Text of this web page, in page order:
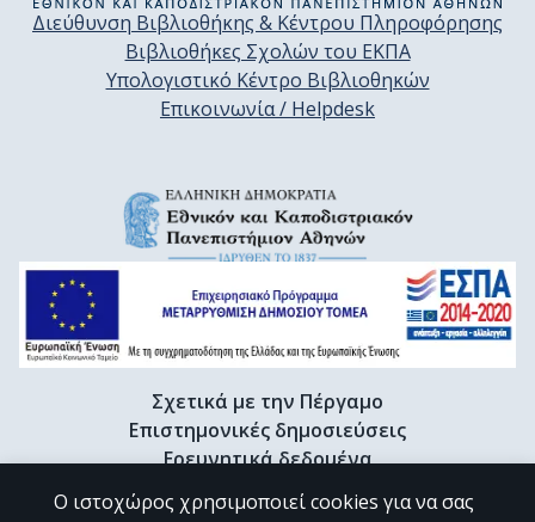
Διεύθυνση Βιβλιοθήκης & Κέντρου Πληροφόρησης
Βιβλιοθήκες Σχολών του ΕΚΠΑ
Υπολογιστικό Κέντρο Βιβλιοθηκών
Επικοινωνία / Helpdesk
Σχετικά με την Πέργαμο
Επιστημονικές δημοσιεύσεις
Ερευνητικά δεδομένα
Διδακτορικές διατριβές & Γκρίζα βιβλιογραφία
Προφίλ Ερευνητή
Ο ιστοχώρος χρησιμοποιεί cookies για να σας